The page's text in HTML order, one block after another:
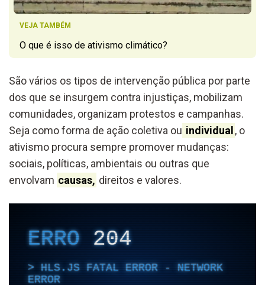
VEJA TAMBÉM
O que é isso de ativismo climático?
São vários os tipos de intervenção pública por parte
dos que se insurgem contra injustiças, mobilizam
comunidades, organizam protestos e campanhas.
Seja como forma de ação coletiva ou individual , o
ativismo procura sempre promover mudanças:
sociais, políticas, ambientais ou outras que
envolvam causas, direitos e valores.